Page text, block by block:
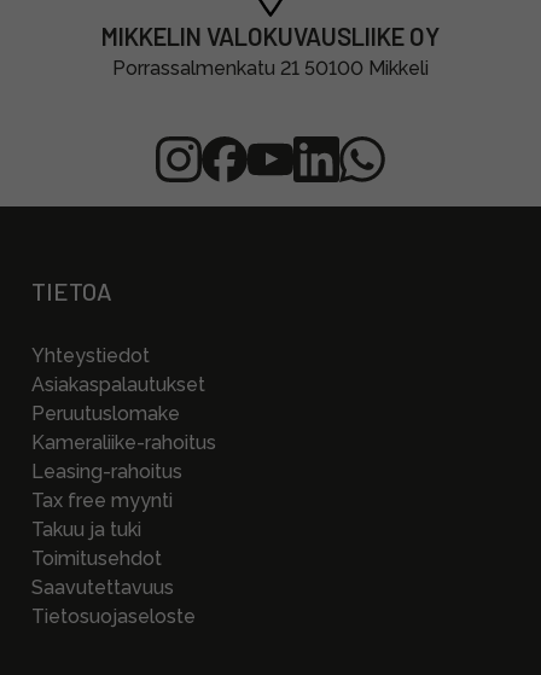
MIKKELIN VALOKUVAUSLIIKE OY
Porrassalmenkatu 21 50100 Mikkeli
TIETOA
Yhteystiedot
Asiakaspalautukset
Peruutuslomake
Kameraliike-rahoitus
Leasing-rahoitus
Tax free myynti
Takuu ja tuki
Toimitusehdot
Saavutettavuus
Tietosuojaseloste